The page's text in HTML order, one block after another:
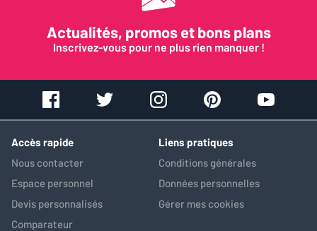
Actualités, promos et bons plans
Inscrivez-vous pour ne plus rien manquer !
Accès rapide
Nous contacter
Espace personnel
Devis personnalisés
Comparateur
Liens pratiques
Conditions générales
Données personnelles
Gérer mes cookies